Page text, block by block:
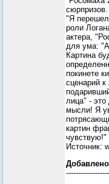
сюрпризов.
"Я перешел
роли
актера,
для ума:
Картина
покинете
сценарий
лица" -
мысли! Я
картин
чувствую!"
Источник:
Добавлено